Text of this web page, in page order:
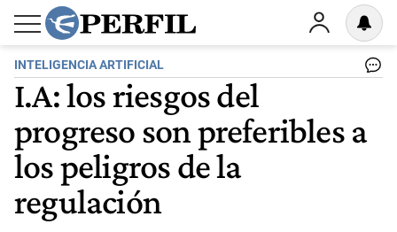
INTELIGENCIA ARTIFICIAL
I.A: los riesgos del
progreso son preferibles a
los peligros de la
regulación